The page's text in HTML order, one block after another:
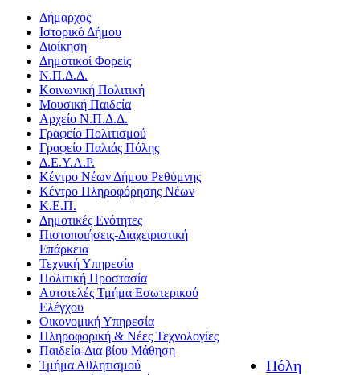
Δήμαρχος
Ιστορικό Δήμου
Διοίκηση
Δημοτικοί Φορείς
Ν.Π.Δ.Δ.
Κοινωνική Πολιτική
Μουσική Παιδεία
Αρχείο Ν.Π.Δ.Δ.
Γραφείο Πολιτισμού
Γραφείο Παλιάς Πόλης
Δ.Ε.Υ.Α.Ρ.
Κέντρο Νέων Δήμου Ρεθύμνης
Κέντρo Πληροφόρησης Νέων
Κ.Ε.Π.
Δημοτικές Ενότητες
Πιστοποιήσεις-Διαχειριστική
Επάρκεια
Τεχνική Υπηρεσία
Πολιτική Προστασία
Αυτοτελές Τμήμα Εσωτερικού
Ελέγχου
Οικονομική Υπηρεσία
Πληροφορική & Νέες Τεχνολογίες
Παιδεία-Δια βίου Μάθηση
Τμήμα Αθλητισμού
Πόλη